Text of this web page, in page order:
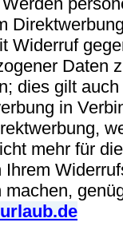
Widerruf
Daten
dies gilt
in
mehr für